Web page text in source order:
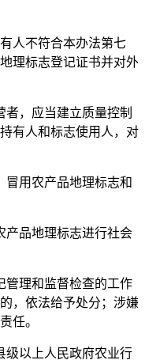
人不符合本办法第七
理标志登记证书并对外
，应当建立质量控制
有人和标志使用人，对
用农产品地理标志和
品地理标志进行社会
理和监督检查的工作
，依法给予处分；涉嫌
任。
以上人民政府农业行